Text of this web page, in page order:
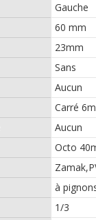
Gauche
60 mm
23mm
Sans
Aucun
Carré
Aucun
Octo
à
1/3